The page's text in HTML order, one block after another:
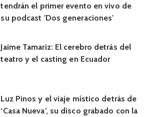
tendrán el primer evento en vivo de
su podcast 'Dos generaciones'
Jaime Tamariz: El cerebro detrás del
teatro y el casting en Ecuador
Luz Pinos y el viaje místico detrás de
‘Casa Nueva’, su disco grabado con la